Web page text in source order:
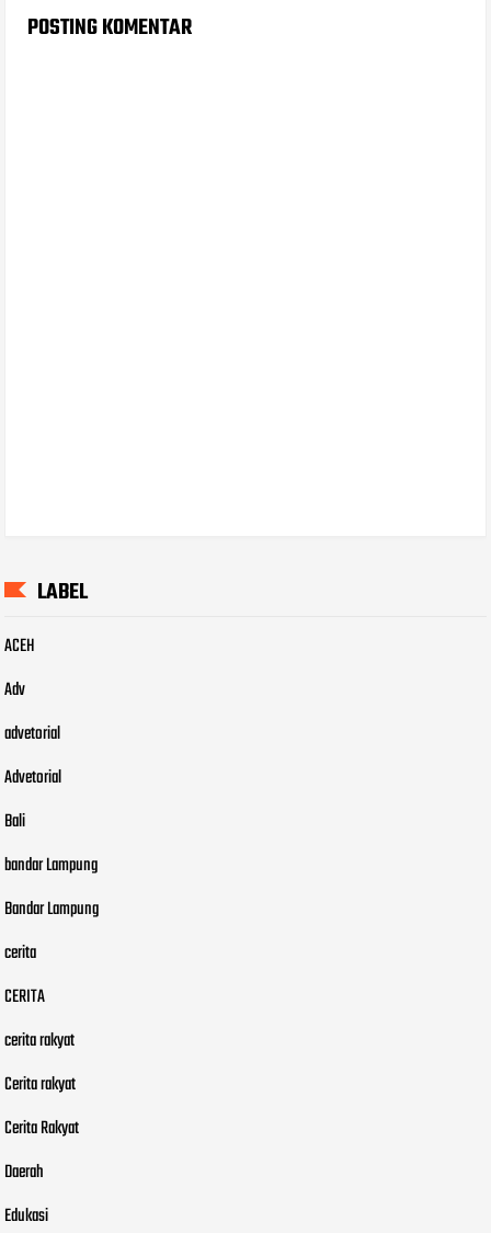
POSTING KOMENTAR
LABEL
ACEH
Adv
advetorial
Advetorial
Bali
bandar Lampung
Bandar Lampung
cerita
CERITA
cerita rakyat
Cerita rakyat
Cerita Rakyat
Daerah
Edukasi